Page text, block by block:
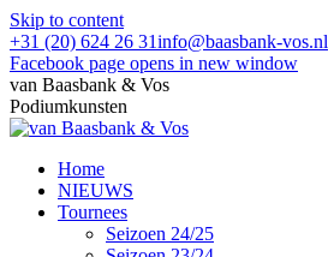
Skip to content
+31 (20) 624 26 31info@baasbank-vos.nl
Facebook page opens in new window
van Baasbank & Vos
Podiumkunsten
Home
NIEUWS
Tournees
Seizoen 24/25